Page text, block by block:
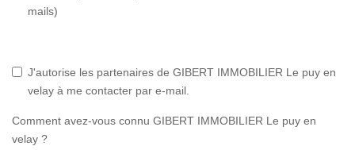
mails)
J'autorise les partenaires de GIBERT IMMOBILIER Le puy en
velay à me contacter par e-mail.
Comment avez-vous connu GIBERT IMMOBILIER Le puy en
velay ?